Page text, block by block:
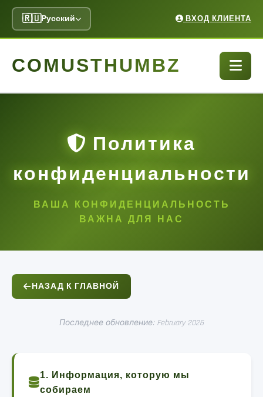
🇷🇺Русский ВХОД КЛИЕНТА
COMUSTHUMBZ
Политика
конфиденциальности
ВАША КОНФИДЕНЦИАЛЬНОСТЬ
ВАЖНА ДЛЯ НАС
НАЗАД К ГЛАВНОЙ
Последнее обновление: February 2026
1. Информация, которую мы
собираем